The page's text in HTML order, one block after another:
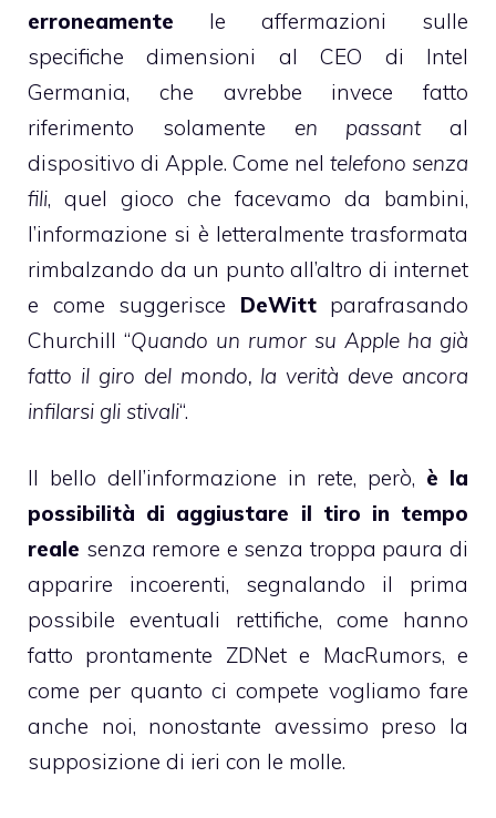
erroneamente le affermazioni sulle
specifiche dimensioni al CEO di Intel
Germania, che avrebbe invece fatto
riferimento solamente en passantal
dispositivo di Apple. Come nel telefono senza
fili, quel gioco che facevamo da bambini,
l’informazione si è letteralmente trasformata
rimbalzando da un punto all’altro di internet
e come suggerisce DeWittparafrasando
Churchill “Quando un rumor su Apple ha già
fatto il giro del mondo, la verità deve ancora
infilarsi gli stivali“.
Il bello dell’informazione in rete, però, è la
possibilità di aggiustare il tiro in tempo
reale senza remore e senza troppa paura di
apparire incoerenti, segnalando il prima
possibile eventuali rettifiche, come hanno
fatto prontamente ZDNet e MacRumors, e
come per quanto ci compete vogliamo fare
anche noi, nonostante avessimo preso la
supposizione di ieri con le molle.